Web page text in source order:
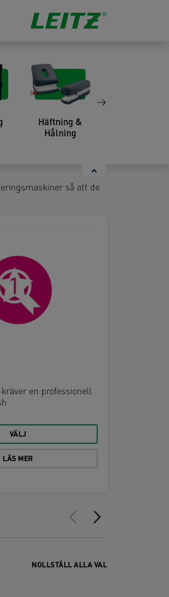
Häftning &
Hålning
Svara bara på
så att de
en professionell
VÄLJ
LÄS MER
NOLLSTÄLL ALLA VAL